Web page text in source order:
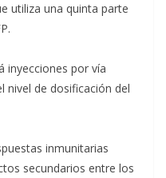
utiliza una quinta parte
inyecciones por vía
nivel de dosificación del
inmunitarias
secundarios entre los